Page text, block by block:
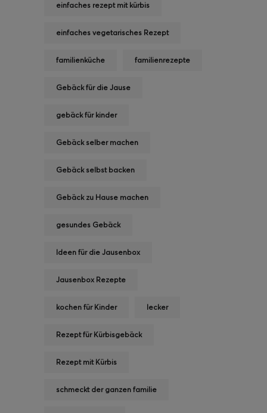
einfaches rezept mit kürbis
einfaches vegetarisches Rezept
familienküche familienrezepte
Gebäck für die Jause
gebäck für kinder
Gebäck selber machen
Gebäck selbst backen
Gebäck zu Hause machen
gesundes Gebäck
Ideen für die Jausenbox
Jausenbox Rezepte
kochen für Kinder lecker
Rezept für Kürbisgebäck
Rezept mit Kürbis
schmeckt der ganzen familie